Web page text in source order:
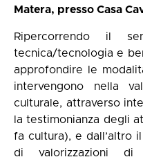
Matera, presso Casa
Ripercorrendo il
tecnica/tecnologia e
approfondire le
intervengono nella
culturale, attraverso
la testimonianza degli
fa cultura), e dall’altro
di valorizzazioni